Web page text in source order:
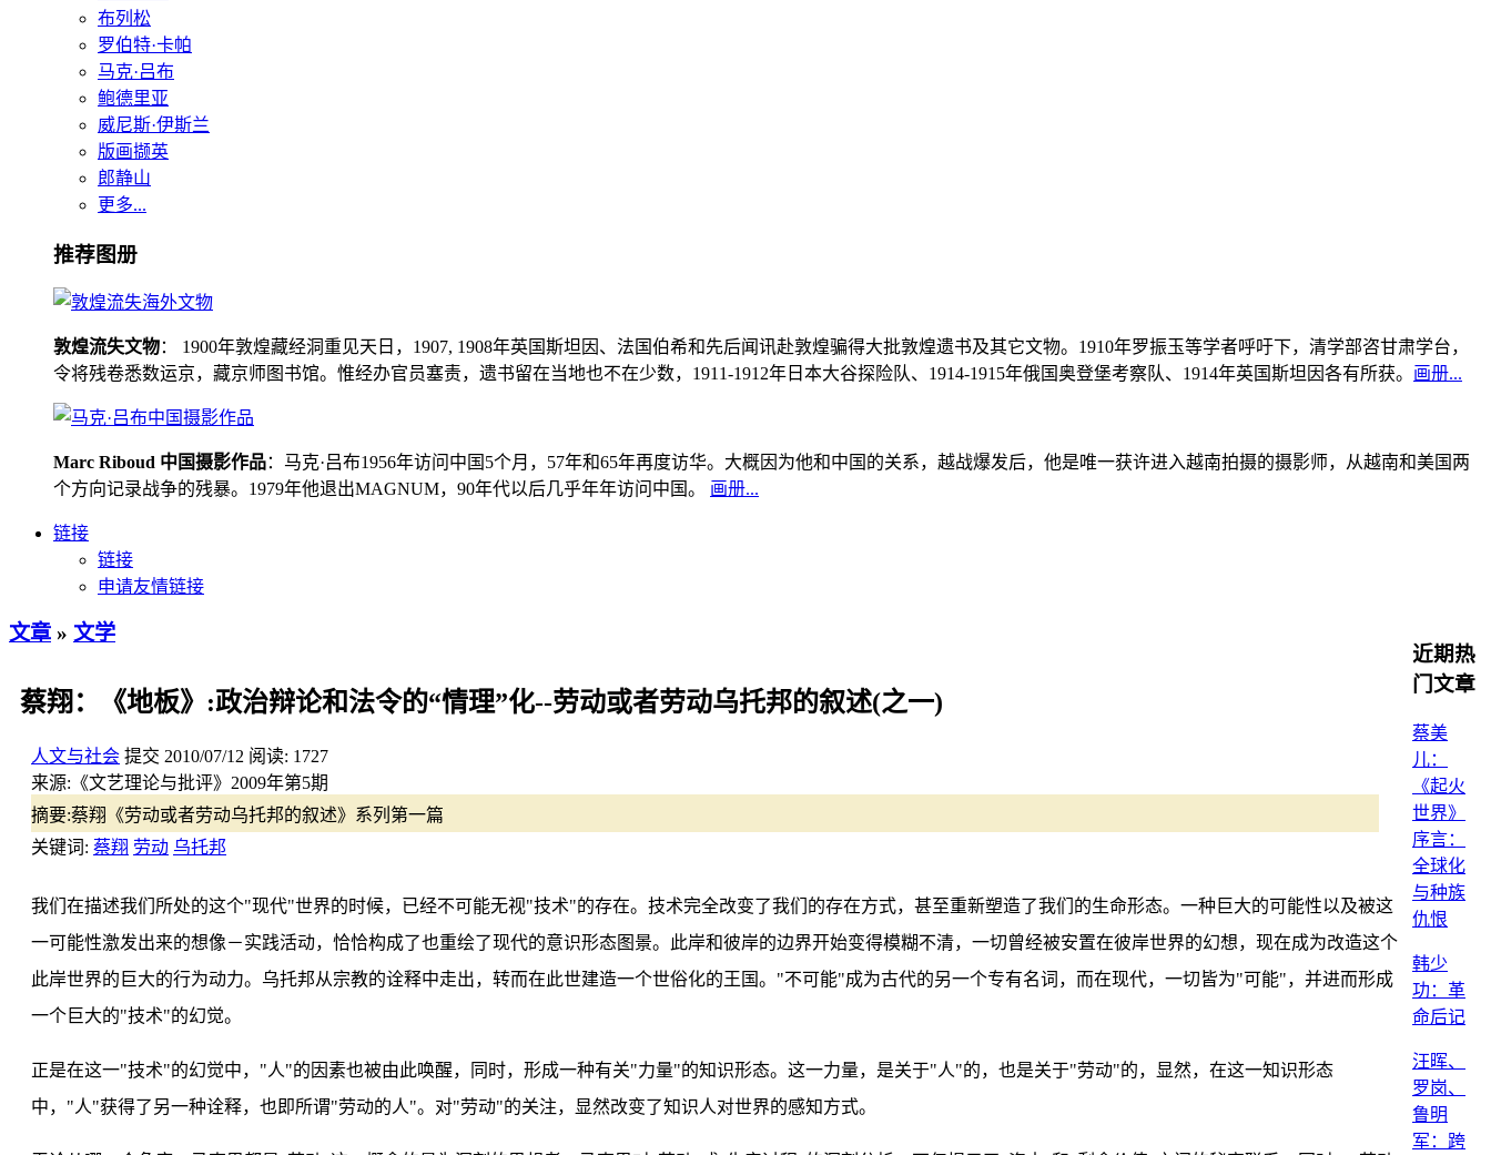
布列松
罗伯特·卡帕
马克·吕布
鲍德里亚
威尼斯·伊斯兰
版画撷英
郎静山
更多...
推荐图册
敦煌流失文物： 1900年敦煌藏经洞重见天日，1907, 1908年英国斯坦因、法国伯希和先后闻讯赴敦煌骗得大批敦煌遗书及其它文物。1910年罗振玉等学者呼吁下，清学部咨甘肃学台，
令将残卷悉数运京，藏京师图书馆。惟经办官员塞责，遗书留在当地也不在少数，1911-1912年日本大谷探险队、1914-1915年俄国奥登堡考察队、1914年英国斯坦因各有所获。 画册...
Marc Riboud 中国摄影作品：马克·吕布1956年访问中国5个月，57年和65年再度访华。大概因为他和中国的关系，越战爆发后，他是唯一获许进入越南拍摄的摄影师，从越南和美国两
个方向记录战争的残暴。1979年他退出MAGNUM，90年代以后几乎年年访问中国。 画册...
链接
链接
申请友情链接
文章 » 文学
蔡翔：《地板》:政治辩论和法令的“情理”化--劳动或者劳动乌托邦的叙述(之一)
人文与社会 提交 2010/07/12 阅读: 1727
来源: 《文艺理论与批评》2009年第5期
摘要:蔡翔《劳动或者劳动乌托邦的叙述》系列第一篇
关键词: 蔡翔 劳动 乌托邦
我们在描述我们所处的这个"现代"世界的时候，已经不可能无视"技术"的存在。技术完全改变了我们的存在方式，甚至重新塑造了我们的生命形态。一种巨大的可能性以及被这
一可能性激发出来的想像－实践活动，恰恰构成了也重绘了现代的意识形态图景。此岸和彼岸的边界开始变得模糊不清，一切曾经被安置在彼岸世界的幻想，现在成为改造这个
此岸世界的巨大的行为动力。乌托邦从宗教的诠释中走出，转而在此世建造一个世俗化的王国。"不可能"成为古代的另一个专有名词，而在现代，一切皆为"可能"，并进而形成
一个巨大的"技术"的幻觉。
正是在这一"技术"的幻觉中，"人"的因素也被由此唤醒，同时，形成一种有关"力量"的知识形态。这一力量，是关于"人"的，也是关于"劳动"的，显然，在这一知识形态
中，"人"获得了另一种诠释，也即所谓"劳动的人"。对"劳动"的关注，显然改变了知识人对世界的感知方式。
近期热
门文章
蔡美
儿：
《起火
世界》
序言：
全球化
与种族
仇恨
韩少
功：革
命后记
汪晖、
罗岗、
鲁明
军：跨